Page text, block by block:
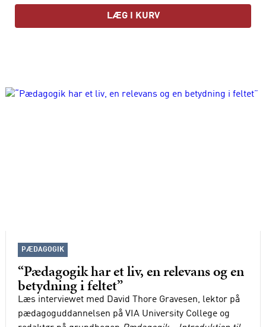
LÆG I KURV
PÆDAGOGIK
“Pædagogik har et liv, en relevans og en
betydning i feltet”
Læs interviewet med David Thore Gravesen, lektor på
pædagoguddannelsen på VIA University College og